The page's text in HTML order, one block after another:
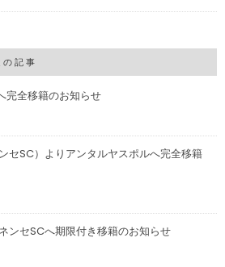
記事
完全移籍のお知らせ
セSC）よりアンタルヤスポルへ完全移籍
ンセSCへ期限付き移籍のお知らせ